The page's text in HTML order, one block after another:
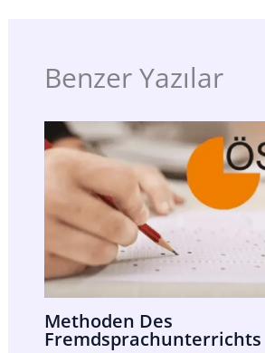
Benzer Yazılar
Methoden Des
Fremdsprachunterrichts